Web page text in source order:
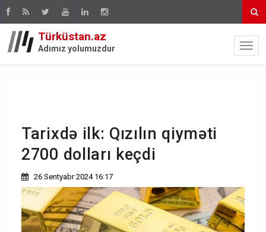
Türküstan.az
Adımız yolumuzdur
Tarixdə ilk: Qızılın qiyməti
2700 dolları keçdi
26 Sentyabr 2024 16:17